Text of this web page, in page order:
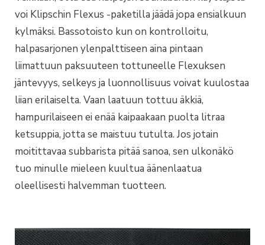
voi Klipschin Flexus -paketilla jäädä jopa ensialkuun
kylmäksi. Bassotoisto kun on kontrolloitu,
halpasarjonen ylenpalttiseen aina pintaan
liimattuun paksuuteen tottuneelle Flexuksen
jäntevyys, selkeys ja luonnollisuus voivat kuulostaa
liian erilaiselta. Vaan laatuun tottuu äkkiä,
hampurilaiseen ei enää kaipaakaan puolta litraa
ketsuppia, jotta se maistuu tutulta. Jos jotain
moitittavaa subbarista pitää sanoa, sen ulkonäkö
tuo minulle mieleen kuultua äänenlaatua
oleellisesti halvemman tuotteen.